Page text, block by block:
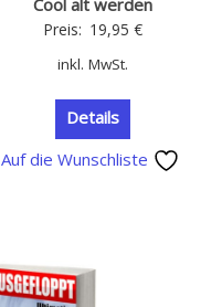
Cool alt werden
Preis: 19,95€
inkl. MwSt.
Details
Auf die Wunschliste